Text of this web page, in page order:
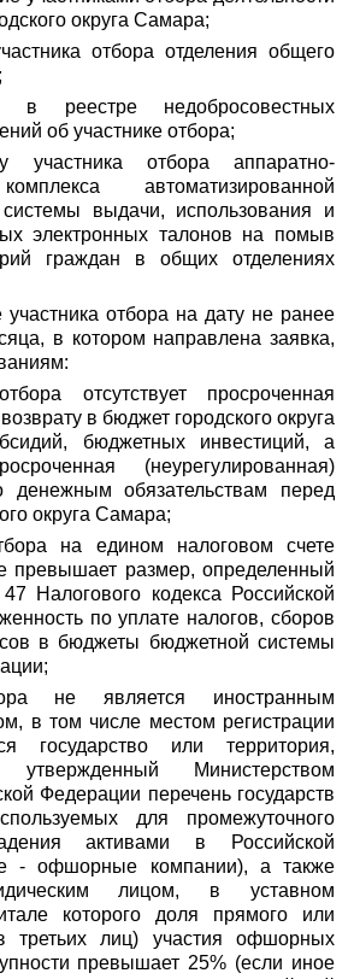
округа Самара;
отбора отделения общего
в реестре недобросовестных
об участнике отбора;
отбора аппаратно-
автоматизированной
выдачи, использования и
электронных талонов на помыв
граждан в общих отделениях
участника отбора на дату не ранее
в котором направлена заявка,
отсутствует просроченная
в бюджет городского округа
бюджетных инвестиций, а
(неурегулированная)
денежным обязательствам перед
округа Самара;
на едином налоговом счете
превышает размер, определенный
Налогового кодекса Российской
по уплате налогов, сборов
в бюджеты бюджетной системы
не является иностранным
в том числе местом регистрации
государство или территория,
Министерством
Федерации перечень государств
для промежуточного
активами в Российской
- офшорные компании), а также
лицом, в уставном
которого доля прямого или
третьих лиц) участия офшорных
превышает 25% (если иное